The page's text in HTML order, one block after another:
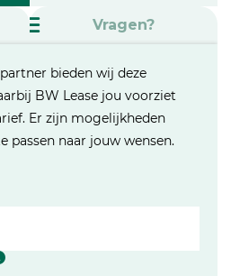
Vragen?
bieden wij deze
BW Lease jou voorziet
Er zijn mogelijkheden
passen naar jouw wensen.